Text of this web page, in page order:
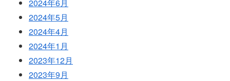
2024年6月
2024年5月
2024年4月
2024年1月
2023年12月
2023年9月